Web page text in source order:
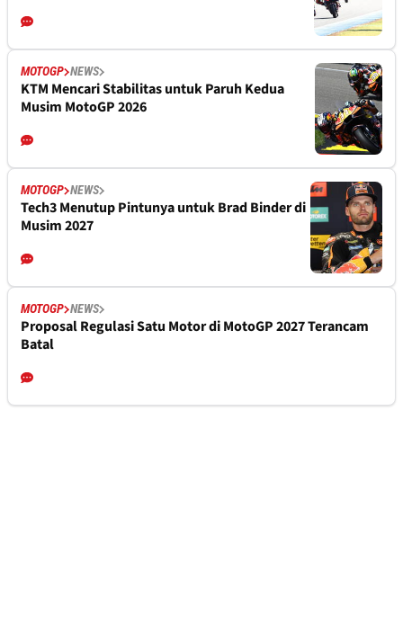
MOTOGP NEWS
KTM Mencari Stabilitas untuk Paruh Kedua
Musim MotoGP 2026
MOTOGP NEWS
Tech3 Menutup Pintunya untuk Brad Binder di
Musim 2027
MOTOGP NEWS
Proposal Regulasi Satu Motor di MotoGP 2027 Terancam
Batal